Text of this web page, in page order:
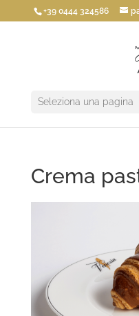
+39 0444 324586
Seleziona una pagina
Crema